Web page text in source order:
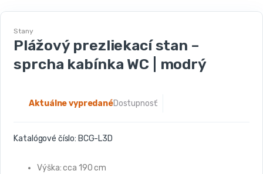
Stany
Plážový prezliekací stan –
sprcha kabínka WC | modrý
Dostupnosť:
Aktuálne vypredané
Katalógové číslo: BCG-L3D
Výška: cca 190 cm